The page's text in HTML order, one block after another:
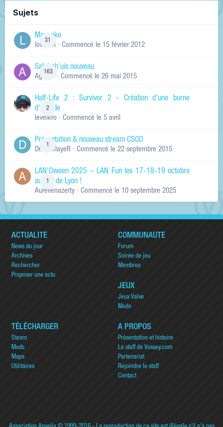
Sujets
31
Manneke
lowskill · Commencé le 15 février 2012
163
Salut ch'uis nouveau
Ag0Nie · Commencé le 26 mai 2015
2
Half-Life 2 : Survivor 2 - Création d'une borne
d'arcade
levelkro · Commencé le 5 avril
1
Présentation & nouveau stream CSGO
Dr.KinSlayeR · Commencé le 22 septembre 2015
1
LAN'Oween 2025 – LAN Fun les 17-18-19 octobre
au sud de Lyon !
Aurelienazerty · Commencé le 10 septembre 2025
ACTUALITÉ
News du jour
Archives
Rechercher
Proposer une actu
COMMUNAUTÉ
Forum
Soirée de jeu
Membres
JEUX
Jeux Valve
Mods
TÉLÉCHARGER
Steam
Mods
Maps
Utilitaires
A PROPOS
Présentation et histoire
Le staff de Vossey.com
Partenariat
Rejoindre le staff
Contact